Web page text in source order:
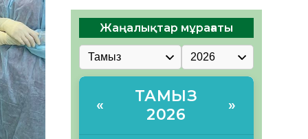
Жаңалықтар мұрағаты
«
ТАМЫЗ
2026
»